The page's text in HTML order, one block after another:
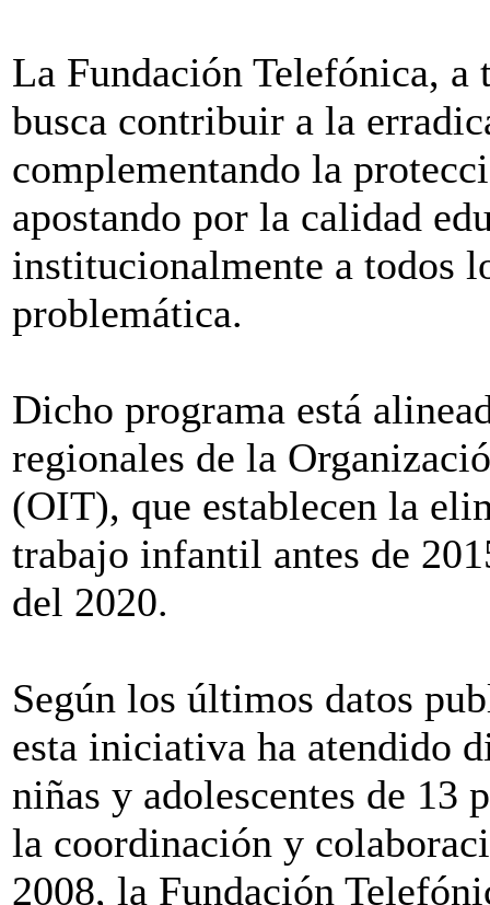
La Fundación Telefónica, a
busca contribuir a la
complementando la
apostando por la calidad
institucionalmente a todos
problemática.
Dicho programa está
regionales de la
(OIT), que establecen la
trabajo infantil antes de
del 2020.
Según los últimos datos
esta iniciativa ha atendido
niñas y adolescentes de 13
la coordinación y
2008, la Fundación